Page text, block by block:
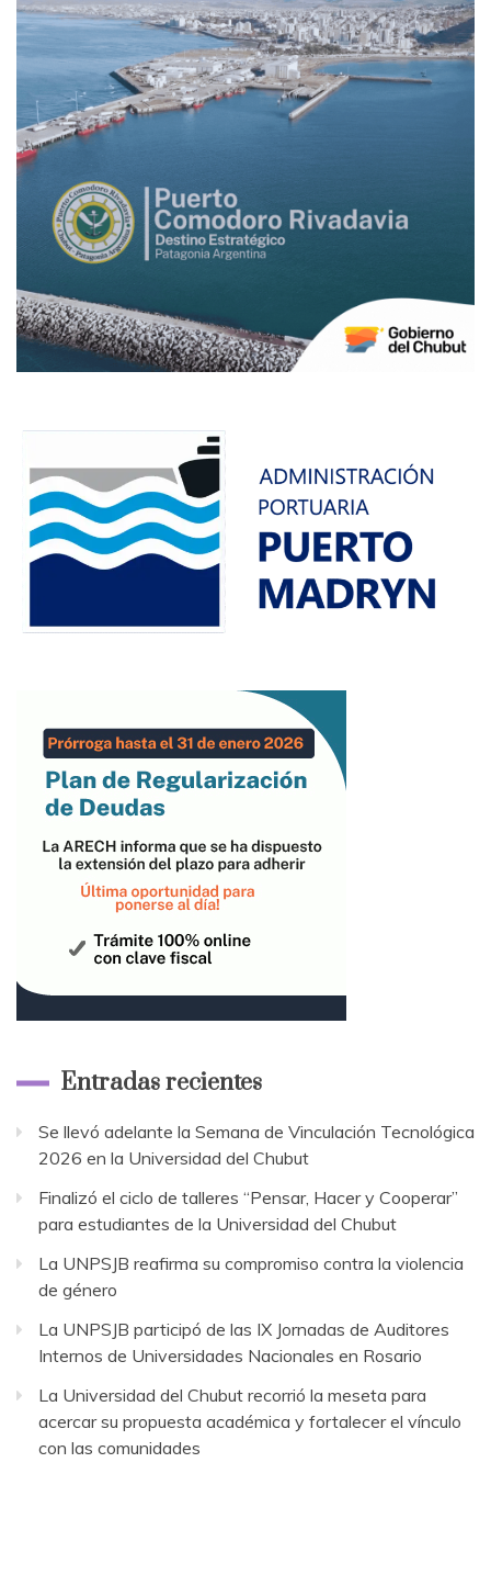
Entradas recientes
Se llevó adelante la Semana de Vinculación Tecnológica
2026 en la Universidad del Chubut
Finalizó el ciclo de talleres “Pensar, Hacer y Cooperar”
para estudiantes de la Universidad del Chubut
La UNPSJB reafirma su compromiso contra la violencia
de género
La UNPSJB participó de las IX Jornadas de Auditores
Internos de Universidades Nacionales en Rosario
La Universidad del Chubut recorrió la meseta para
acercar su propuesta académica y fortalecer el vínculo
con las comunidades